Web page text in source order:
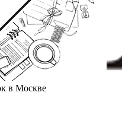
в Москве